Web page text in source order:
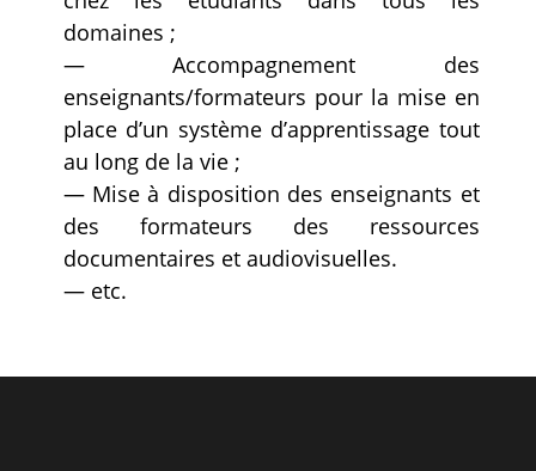
domaines ;
— Accompagnement des
enseignants/formateurs pour la mise en
place d’un système d’apprentissage tout
au long de la vie ;
— Mise à disposition des enseignants et
des formateurs des ressources
documentaires et audiovisuelles.
— etc.